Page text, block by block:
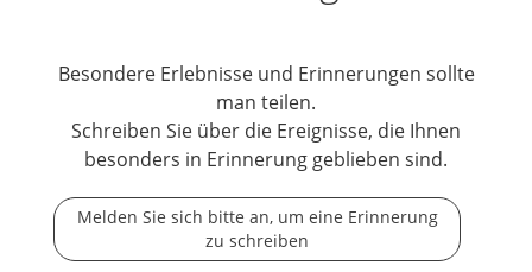
Besondere Erlebnisse und Erinnerungen sollte
man teilen.
Schreiben Sie über die Ereignisse, die Ihnen
besonders in Erinnerung geblieben sind.
Melden Sie sich bitte an, um eine Erinnerung
zu schreiben